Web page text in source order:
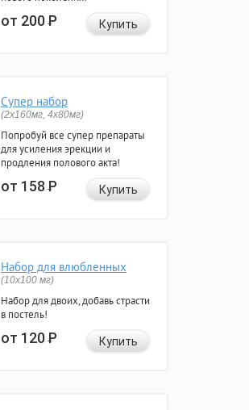
от 200Р Купить
Супер набор
(2х160мг, 4х80мг)
Попробуй все супер препараты
для усиления эрекции и
продления полового акта!
от 158Р Купить
Набор для влюбленных
(10х100 мг)
Набор для двоих, добавь страсти
в постель!
от 120Р Купить